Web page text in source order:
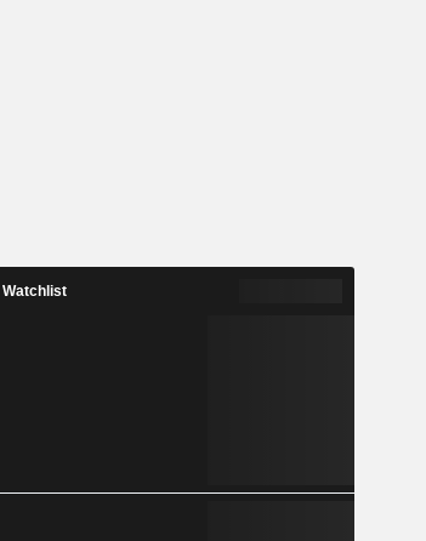
Watchlist